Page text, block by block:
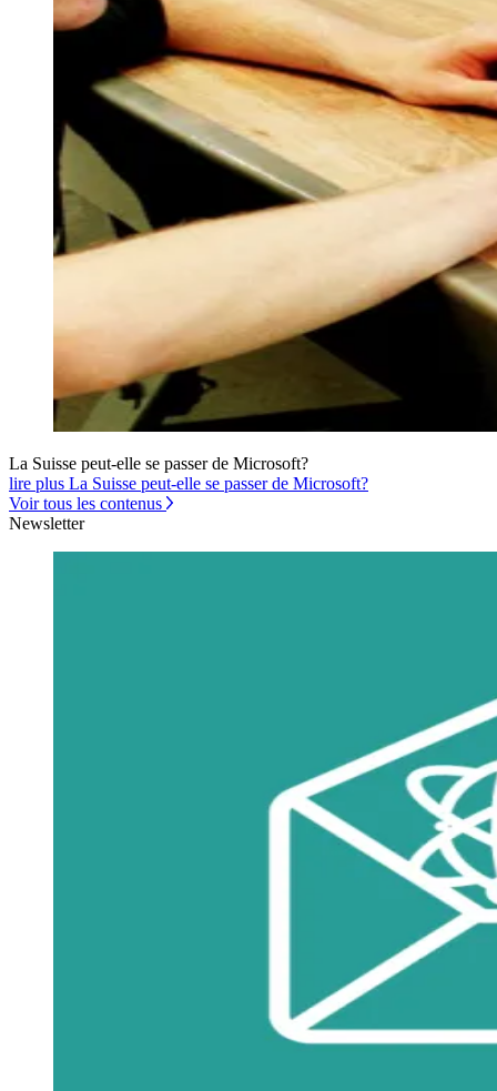
La Suisse peut-elle se passer de Microsoft?
lire plus La Suisse peut-elle se passer de Microsoft?
Voir tous les contenus
Newsletter